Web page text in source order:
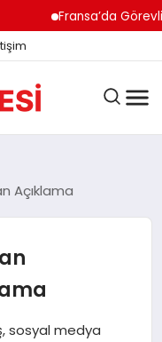
Fransa’da Görevli
Açıklama
sosyal medya